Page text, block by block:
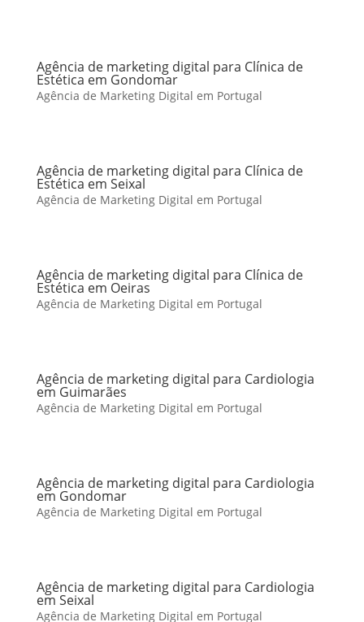
Agência de marketing digital para Clínica de
Estética em Gondomar
Agência de Marketing Digital em Portugal
Agência de marketing digital para Clínica de
Estética em Seixal
Agência de Marketing Digital em Portugal
Agência de marketing digital para Clínica de
Estética em Oeiras
Agência de Marketing Digital em Portugal
Agência de marketing digital para Cardiologia
em Guimarães
Agência de Marketing Digital em Portugal
Agência de marketing digital para Cardiologia
em Gondomar
Agência de Marketing Digital em Portugal
Agência de marketing digital para Cardiologia
em Seixal
Agência de Marketing Digital em Portugal